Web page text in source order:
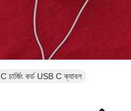
কর্ড USB C ক্যাবল